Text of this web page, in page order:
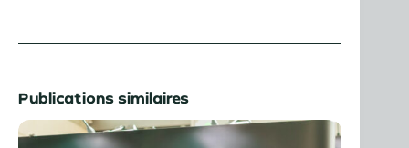
Publications similaires